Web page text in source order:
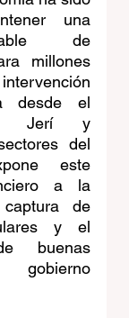
una
de
millones
desde el
Jerí y
del
este
a la
de
y el
buenas